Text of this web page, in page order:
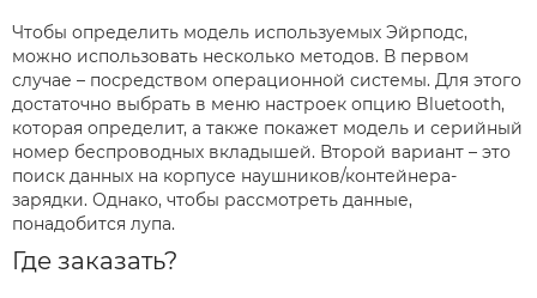
Чтобы определить модель используемых Эйрподс,
можно использовать несколько методов. В первом
случае – посредством операционной системы. Для этого
достаточно выбрать в меню настроек опцию Bluetooth,
которая определит, а также покажет модель и серийный
номер беспроводных вкладышей. Второй вариант – это
поиск данных на корпусе наушников/контейнера-
зарядки. Однако, чтобы рассмотреть данные,
понадобится лупа.
Где заказать?